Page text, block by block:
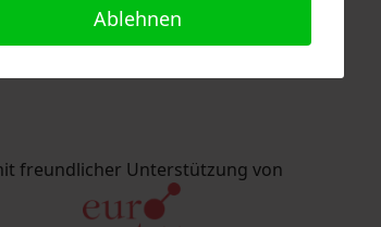
organisiert.
freundlicher Unterstützung von
Ablehnen